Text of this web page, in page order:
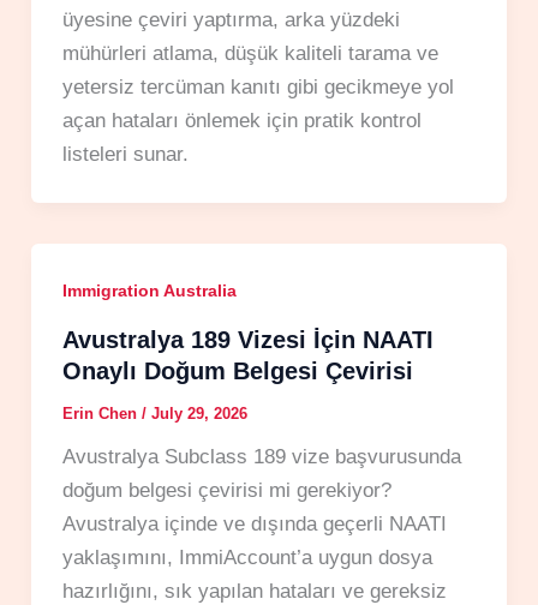
üyesine çeviri yaptırma, arka yüzdeki
mühürleri atlama, düşük kaliteli tarama ve
yetersiz tercüman kanıtı gibi gecikmeye yol
açan hataları önlemek için pratik kontrol
listeleri sunar.
Immigration Australia
Avustralya 189 Vizesi İçin NAATI
Onaylı Doğum Belgesi Çevirisi
Erin Chen / July 29, 2026
Avustralya Subclass 189 vize başvurusunda
doğum belgesi çevirisi mi gerekiyor?
Avustralya içinde ve dışında geçerli NAATI
yaklaşımını, ImmiAccount’a uygun dosya
hazırlığını, sık yapılan hataları ve gereksiz